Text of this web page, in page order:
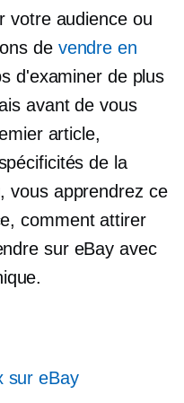
votre audience ou
de vendre en
d'examiner de plus
avant de vous
article,
de la
vous apprendrez ce
comment attirer
sur eBay avec
sur eBay